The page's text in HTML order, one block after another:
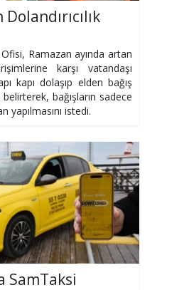
Ramazan ayında artan
karşı vatandaşı
kapı dolaşıp elden bağış
belirterek, bağışların sadece
yapılmasını istedi.
SamTaksi